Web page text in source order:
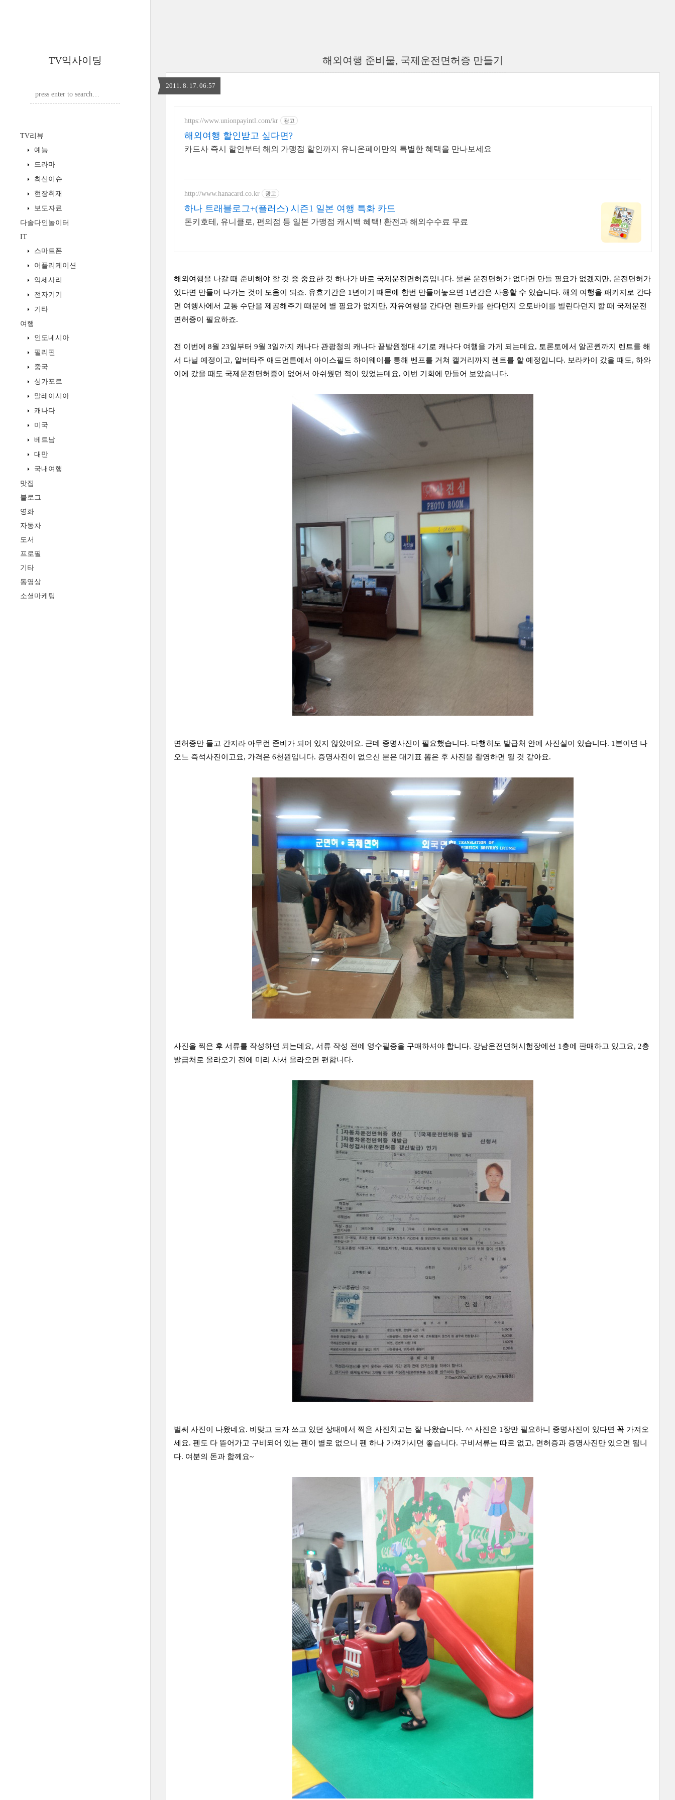
TV익사이팅
TV리뷰
예능
드라마
최신이슈
현장취재
보도자료
다솔다인놀이터
IT
스마트폰
어플리케이션
악세사리
전자기기
기타
여행
인도네시아
필리핀
중국
싱가포르
말레이시아
캐나다
미국
베트남
대만
국내여행
맛집
블로그
영화
자동차
도서
프로필
기타
동영상
소셜마케팅
해외여행 준비물, 국제운전면허증 만들기
2011. 8. 17. 06:57
https://www.unionpayintl.com/kr 광고
해외여행 할인받고 싶다면?
카드사 즉시 할인부터 해외 가맹점 할인까지 유니온페이만의 특별한 혜택을 만나보세요
http://www.hanacard.co.kr 광고
하나 트래블로그+(플러스) 시즌1 일본 여행 특화 카드
돈키호테, 유니클로, 편의점 등 일본 가맹점 캐시백 혜택! 환전과 해외수수료 무료
해외여행을 나갈 때 준비해야 할 것 중 중요한 것 하나가 바로 국제운전면허증입니다. 물론 운전면허가 없다면 만들 필요가 없겠지만, 운전면허가
있다면 만들어 나가는 것이 도움이 되죠. 유효기간은 1년이기 때문에 한번 만들어놓으면 1년간은 사용할 수 있습니다. 해외 여행을 패키지로 간다
면 여행사에서 교통 수단을 제공해주기 때문에 별 필요가 없지만, 자유여행을 간다면 렌트카를 한다던지 오토바이를 빌린다던지 할 때 국제운전
면허증이 필요하죠.
전 이번에 8월 23일부터 9월 3일까지 캐나다 관광청의 캐나다 끝발원정대 4기로 캐나다 여행을 가게 되는데요, 토론토에서 알곤퀸까지 렌트를 해
서 다닐 예정이고, 알버타주 애드먼튼에서 아이스필드 하이웨이를 통해 벤프를 거쳐 캘거리까지 렌트를 할 예정입니다. 보라카이 갔을 때도, 하와
이에 갔을 때도 국제운전면허증이 없어서 아쉬웠던 적이 있었는데요, 이번 기회에 만들어 보았습니다.
면허증만 들고 간지라 아무런 준비가 되어 있지 않았어요. 근데 증명사진이 필요했습니다. 다행히도 발급처 안에 사진실이 있습니다. 1분이면 나
오느 즉석사진이고요, 가격은 6천원입니다. 증명사진이 없으신 분은 대기표 뽑은 후 사진을 촬영하면 될 것 같아요.
사진을 찍은 후 서류를 작성하면 되는데요, 서류 작성 전에 영수필증을 구매하셔야 합니다. 강남운전면허시험장에선 1층에 판매하고 있고요, 2층
발급처로 올라오기 전에 미리 사서 올라오면 편합니다.
벌써 사진이 나왔네요. 비맞고 모자 쓰고 있던 상태에서 찍은 사진치고는 잘 나왔습니다. ^^ 사진은 1장만 필요하니 증명사진이 있다면 꼭 가져오
세요. 펜도 다 뜯어가고 구비되어 있는 펜이 별로 없으니 펜 하나 가져가시면 좋습니다. 구비서류는 따로 없고, 면허증과 증명사진만 있으면 됩니
다. 여분의 돈과 함께요~